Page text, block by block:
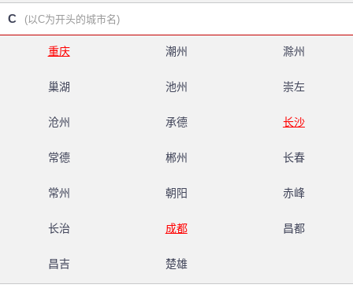
C (以C为开头的城市名)
重庆 潮州 滁州
巢湖 池州 崇左
沧州 承德 长沙
常德 郴州 长春
常州 朝阳 赤峰
长治 成都 昌都
昌吉 楚雄